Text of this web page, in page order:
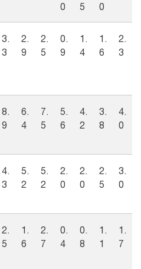
0
5
0
3.
3
2.
9
2.
5
0.
9
1.
4
1.
6
2.
3
8.
9
6.
4
7.
5
5.
6
4.
2
3.
8
4.
0
4.
3
5.
2
5.
2
2.
0
2.
0
2.
5
3.
0
2.
5
1.
6
2.
7
0.
4
0.
8
1.
1
1.
7